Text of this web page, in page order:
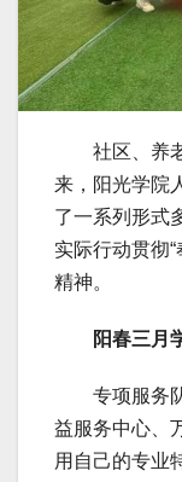
社区、养老
来，阳光学院
了一系列形式
实际行动贯彻
精神。
阳春三月
专项服务队
益服务中心、
用自己的专业